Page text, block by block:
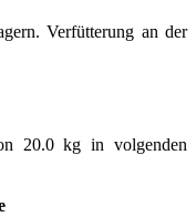
Verfütterung an der
20.0 kg in volgenden